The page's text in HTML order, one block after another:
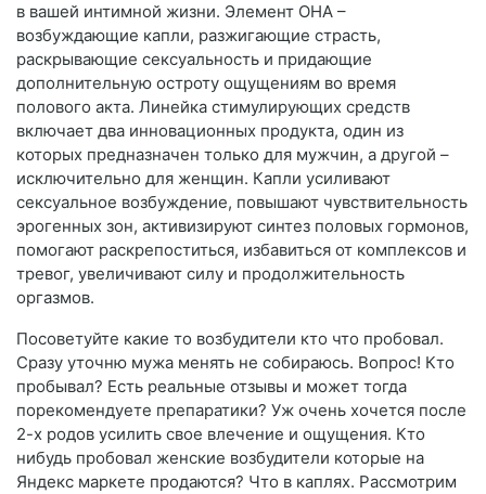
в вашей интимной жизни. Элемент ОНА –
возбуждающие капли, разжигающие страсть,
раскрывающие сексуальность и придающие
дополнительную остроту ощущениям во время
полового акта. Линейка стимулирующих средств
включает два инновационных продукта, один из
которых предназначен только для мужчин, а другой –
исключительно для женщин. Капли усиливают
сексуальное возбуждение, повышают чувствительность
эрогенных зон, активизируют синтез половых гормонов,
помогают раскрепоститься, избавиться от комплексов и
тревог, увеличивают силу и продолжительность
оргазмов.
Посоветуйте какие то возбудители кто что пробовал.
Сразу уточню мужа менять не собираюсь. Вопрос! Кто
пробывал? Есть реальные отзывы и может тогда
порекомендуете препаратики? Уж очень хочется после
2-х родов усилить свое влечение и ощущения. Кто
нибудь пробовал женские возбудители которые на
Яндекс маркете продаются? Что в каплях. Рассмотрим